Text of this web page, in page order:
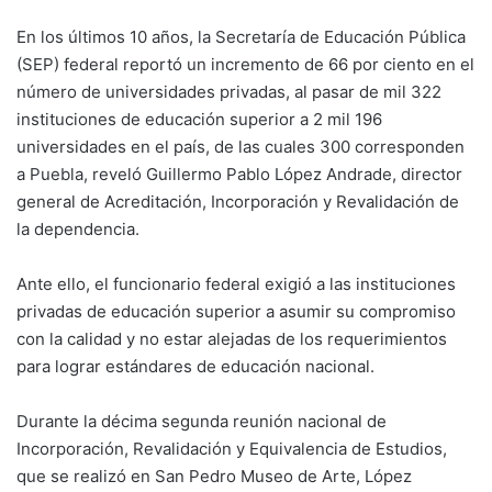
En los últimos 10 años, la Secretaría de Educación Pública
(SEP) federal reportó un incremento de 66 por ciento en el
número de universidades privadas, al pasar de mil 322
instituciones de educación superior a 2 mil 196
universidades en el país, de las cuales 300 corresponden
a Puebla, reveló Guillermo Pablo López Andrade, director
general de Acreditación, Incorporación y Revalidación de
la dependencia.
Ante ello, el funcionario federal exigió a las instituciones
privadas de educación superior a asumir su compromiso
con la calidad y no estar alejadas de los requerimientos
para lograr estándares de educación nacional.
Durante la décima segunda reunión nacional de
Incorporación, Revalidación y Equivalencia de Estudios,
que se realizó en San Pedro Museo de Arte, López